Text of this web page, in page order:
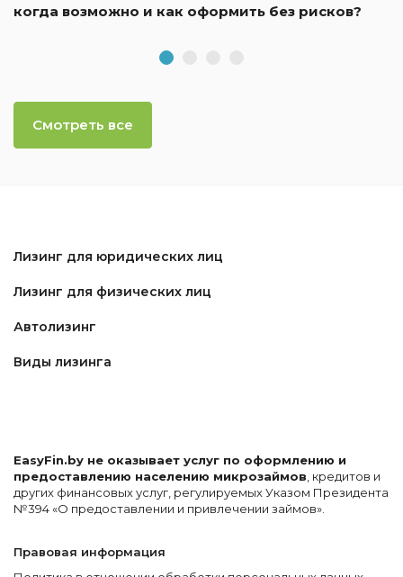
когда возможно и как оформить без рисков?
Смотреть все
Лизинг для юридических лиц
Лизинг для физических лиц
Автолизинг
Виды лизинга
EasyFin.by не оказывает услуг по оформлению и
предоставлению населению микрозаймов, кредитов и
других финансовых услуг, регулируемых Указом Президента
№394 «О предоставлении и привлечении займов».
Правовая информация